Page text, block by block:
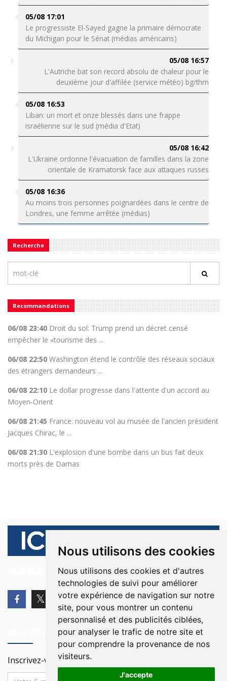
Nous utilisons des cookies
Nous utilisons des cookies et d'autres
technologies de suivi pour améliorer
votre expérience de navigation sur notre
site, pour vous montrer un contenu
personnalisé et des publicités ciblées,
pour analyser le trafic de notre site et
pour comprendre la provenance de nos
visiteurs.
J'accepte
05/08 17:01
Le progressiste El-Sayed gagne la primaire démocrate
du Michigan pour le Sénat (médias américains)
05/08 16:57
L'Autriche bat son record absolu de chaleur pour le
deuxième jour d'affilée (service météo) bg/thm
05/08 16:53
Liban: un mort et onze blessés dans une frappe
israélienne sur le sud (média d'Etat)
05/08 16:42
L'Ukraine ordonne l'évacuation de familles dans la zone
orientale de Kramatorsk face aux attaques russes
05/08 16:36
Au moins trois personnes poignardées dans le centre de
Londres, une femme arrêtée (médias)
Recherche
Recommandations
06/08 23:40 Droit du sol: Trump prend un décret censé
empêcher le «tourisme des ...
06/08 22:50 Washington étend le contrôle des réseaux sociaux
des étrangers demandeurs ...
06/08 22:10 Le dollar progresse dans l'attente d'un accord au
Moyen-Orient
06/08 21:45 France: nouveau vol au musée de l'ancien président
Jacques Chirac, le ...
06/08 21:30 L'explosion d'une bombe dans un bus fait deux
morts près de Damas
© 2026 Ici Beyrouth. Tous les droits sont réservés.
Inscrivez-vous à notre Newsletter